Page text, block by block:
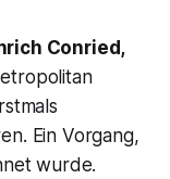
Conried,
Ein Vorgang,
wurde.